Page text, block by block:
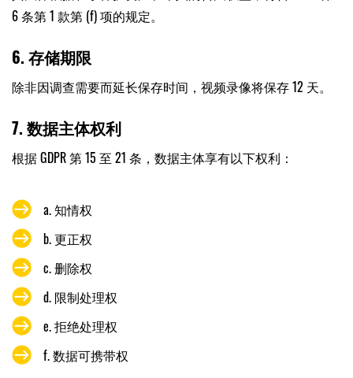
6 条第 1 款第 (f) 项的规定。
6. 存储期限
除非因调查需要而延长保存时间，视频录像将保存 12 天。
7. 数据主体权利
根据 GDPR 第 15 至 21 条，数据主体享有以下权利：
a. 知情权
b. 更正权
c. 删除权
d. 限制处理权
e. 拒绝处理权
f. 数据可携带权